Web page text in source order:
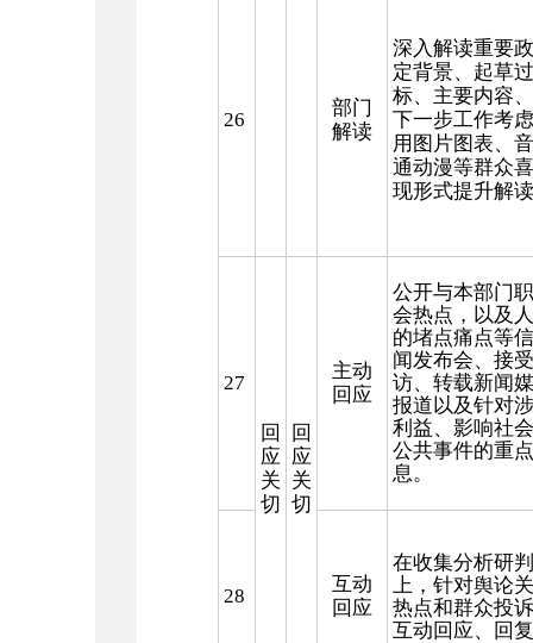
26
部门
解读
深入解读重要
定背景、起草
标、主要内容
下一步工作考
用图片图表、
通动漫等群众
现形式提升解
27
回
应
关
切
回
应
关
切
主动
回应
公开与本部门
会热点，以及
的堵点痛点等
闻发布会、接
访、转载新闻
报道以及针对
利益、影响社
公共事件的重
息。
28
互动
回应
在收集分析研
上，针对舆论
热点和群众投
互动回应、回